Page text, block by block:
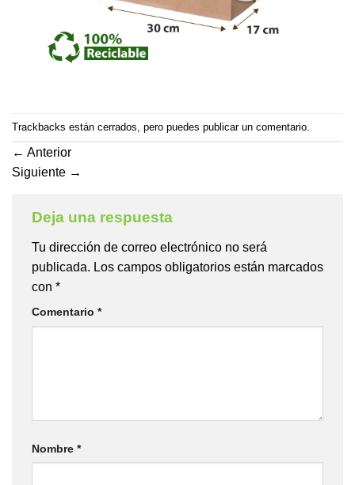
Trackbacks están cerrados, pero puedes publicar un comentario
← Anterior
Siguiente →
Deja una respuesta
Tu dirección de correo electrónico no será
publicada. Los campos obligatorios están marcados
con *
Comentario *
Nombre *